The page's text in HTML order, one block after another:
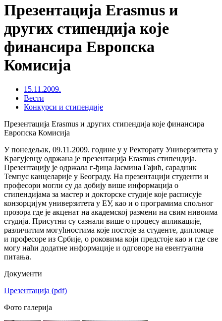
Презентација Erasmus и
других стипендија које
финансира Европска
Комисија
15.11.2009.
Вести
Конкурси и стипендије
Презентација Erasmus и других стипендија које финансира
Европска Комисија
У понедељак, 09.11.2009. године у у Ректорату Универзитета у
Крагујевцу одржана је презентација Erasmus стипендија.
Презентацију је одржала г-ђица Јасмина Гајић, сарадник
Темпус канцеларије у Београду. На презентацији студенти и
професори могли су да добију више информација о
стипендијама за мастер и докторске студије које расписује
конзорцијум универзитета у ЕУ, као и о програмима спољног
прозора где је акценат на академској размени на свим нивоима
студија. Присутни су сазнали више о процесу апликације,
различитим могућностима које постоје за студенте, дипломце
и професоре из Србије, о роковима који предстоје као и где све
могу наћи додатне информације и одговоре на евентуална
питања.
Документи
Презентација (pdf)
Фото галерија